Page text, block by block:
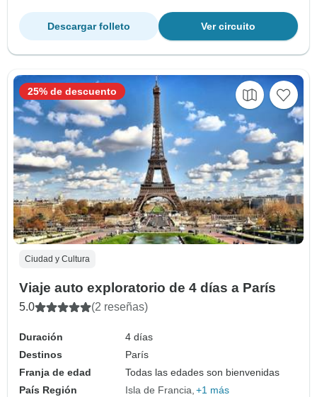
Ver circuito
Descargar folleto
Ciudad y Cultura
Viaje auto exploratorio de 4 días a París
5.0 (2 reseñas)
Duración
4 días
Destinos
París
Franja de edad
Todas las edades son bienvenidas
País Región
Isla de Francia +1 más
25% de descuento